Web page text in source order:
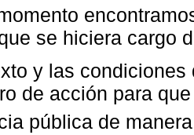
se hiciera cargo
y las
de acción para
pública de